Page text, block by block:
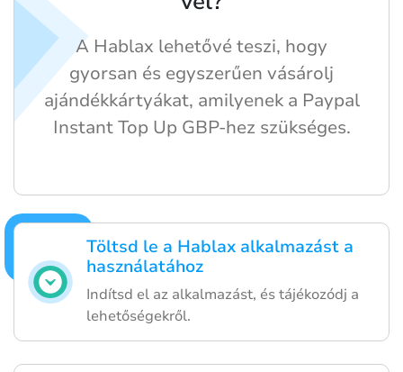
Töltsd le a Hablax alkalmazást a
használatához
Indítsd el az alkalmazást, és tájékozódj a
lehetőségekről.
A Hablax lehetővé teszi, hogy
gyorsan és egyszerűen vásárolj
ajándékkártyákat, amilyenek a Paypal
Instant Top Up GBP-hez szükséges.